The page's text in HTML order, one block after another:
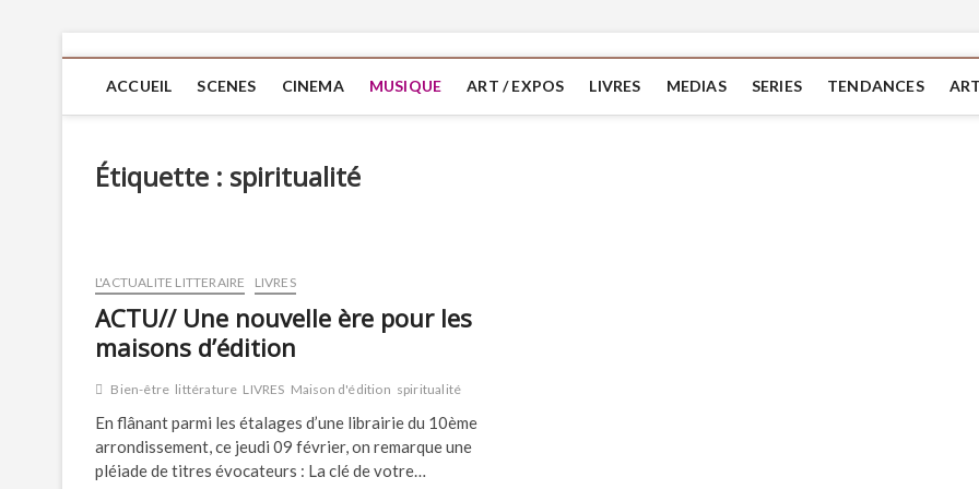
ACCUEIL SCENES CINEMA MUSIQUE ART / EXPOS LIVRES MEDIAS SERIES TENDANCES
Étiquette : spiritualité
L'ACTUALITE LITTERAIRE LIVRES
ACTU// Une nouvelle ère pour les
maisons d’édition
Bien-être littérature LIVRES Maison d'édition spiritualité
En flânant parmi les étalages d’une librairie du 10ème
arrondissement, ce jeudi 09 février, on remarque une
pléiade de titres évocateurs : La clé de votre…